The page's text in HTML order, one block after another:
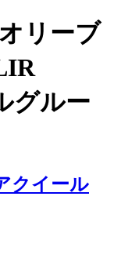
リーブ
グルー